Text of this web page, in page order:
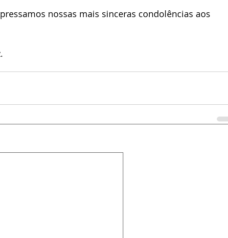
nossas mais sinceras condolências aos